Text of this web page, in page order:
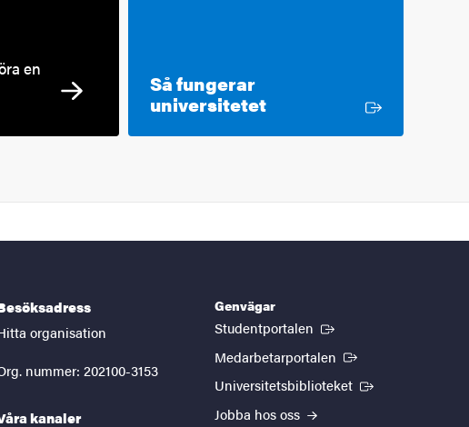
en
Så fungerar
universitetetExtern länk
organisation
nummer: 202100-3153
kanaler
Genvägar
Studentportalen (Extern länk)
Medarbetarportalen (Extern länk)
Universitetsbiblioteket (Extern länk)
Jobba hos oss